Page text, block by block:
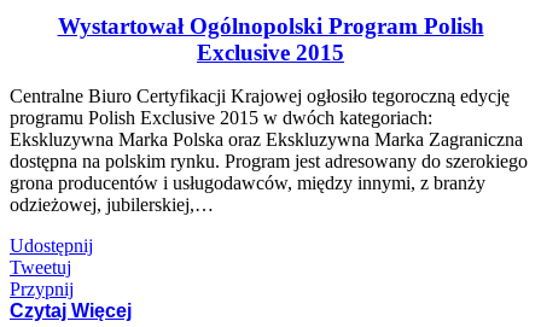
Wystartował Ogólnopolski Program Polish
Exclusive 2015
Centralne Biuro Certyfikacji Krajowej ogłosiło tegoroczną edycję
programu Polish Exclusive 2015 w dwóch kategoriach:
Ekskluzywna Marka Polska oraz Ekskluzywna Marka Zagraniczna
dostępna na polskim rynku. Program jest adresowany do szerokiego
grona producentów i usługodawców, między innymi, z branży
odzieżowej, jubilerskiej,…
Udostępnij
Tweetuj
Przypnij
Czytaj Więcej